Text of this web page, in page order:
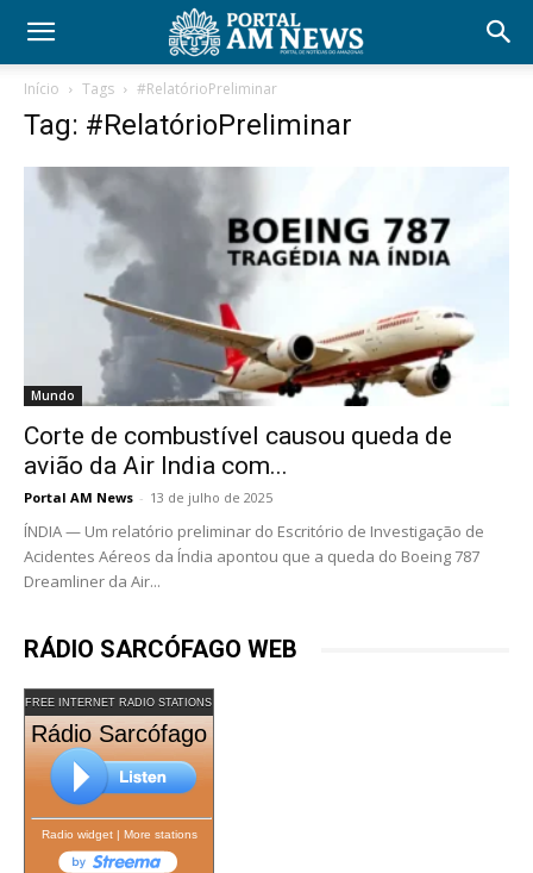
Início Tags #RelatórioPreliminar
Tag: #RelatórioPreliminar
Mundo
Corte de combustível causou queda de
avião da Air India com...
Portal AM News - 13 de julho de 2025
ÍNDIA — Um relatório preliminar do Escritório de Investigação de
Acidentes Aéreos da Índia apontou que a queda do Boeing 787
Dreamliner da Air...
RÁDIO SARCÓFAGO WEB
FREE INTERNET RADIO STATIONS
Rádio Sarcófago
Radio widget| More stations